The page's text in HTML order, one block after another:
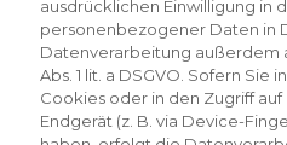
ausdrücklichen Einwilligung in
personenbezogener Daten in
Datenverarbeitung außerdem
Abs. 1 lit. a DSGVO. Sofern Sie
Cookies oder in den Zugriff
Endgerät (z. B. via Device-